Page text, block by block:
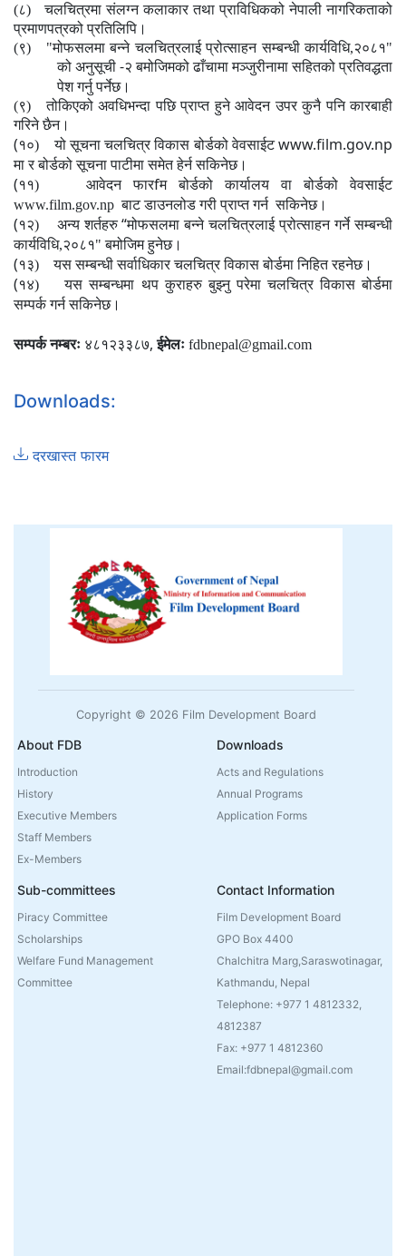
(८)
चलचित्रमा संलग्न कलाकार तथा प्राविधिकको नेपाली नागरिकताको
प्रमाणपत्रको प्रतिलिपि।
(९) "मोफसलमा बन्ने चलचित्रलाई प्रोत्साहनसम्बन्धी कार्यविधि,२०८१"
को अनुसूची -२ बमोजिमको ढाँचामा मञ्जुरीनामा सहितको प्रतिवद्धता
पेश गर्नु पर्नेछ।
(९) तोकिएको अवधिभन्दा पछि प्राप्त हुने आवेदन उपर कुनै पनि कारबाही
गरिने छैन।
(१०) यो सूचना चलचित्र विकास बोर्डको वेवसाईटwww.film.gov.np
मा र बोर्डको सूचना पाटीमा समेत हेर्न सकिनेछ।
(११) आवेदन फारfम बोर्डको कार्यालय वा बोर्डको वेवसाईट
www.film.gov.np बाट डाउनलोड गरी प्राप्त गर्न सकिनेछ।
(१२) अन्य शर्तहरु“मोफसलमा बन्ने चलचित्रलाई प्रोत्साहन गर्ने सम्बन्धी
कार्यविधि,२०८१" बमोजिम हुनेछ।
(१३) यस सम्बन्धी सर्वाधिकार चलचित्र विकास बोर्डमा निहित रहनेछ।
(१४)
यस सम्बन्धमा थप कुराहरु बुझ्नु परेमा चलचित्र विकास बोर्डमा
सम्पर्क गर्न सकिनेछ।
सम्पर्क नम्बरः ४८१२३३८७, ईमेलः fdbnepal@gmail.com
Downloads:
दरखास्त फारम
Copyright © 2026 Film Development Board
About FDB
Introduction
History
Executive Members
Staff Members
Ex-Members
Downloads
Acts and Regulations
Annual Programs
Application Forms
Sub-committees
Piracy Committee
Scholarships
Welfare Fund Management
Committee
Contact Information
Film Development Board
GPO Box 4400
Chalchitra Marg,Saraswotinagar,
Kathmandu, Nepal
Telephone: +977 1 4812332,
4812387
Fax: +977 1 4812360
Email:fdbnepal@gmail.com